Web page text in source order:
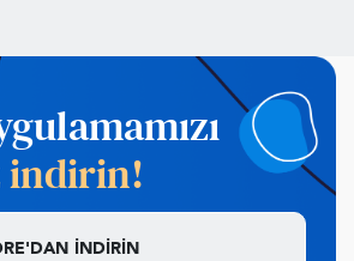
indirin!
İNDİRİN